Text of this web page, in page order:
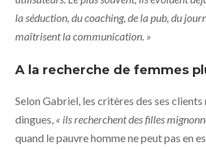
la séduction, du coaching, de la pub, du
maîtrisent la communication. »
A la recherche de femmes
Selon Gabriel, les critères des ses clients
dingues, « ils recherchent des filles
quand le pauvre homme ne peut pas en